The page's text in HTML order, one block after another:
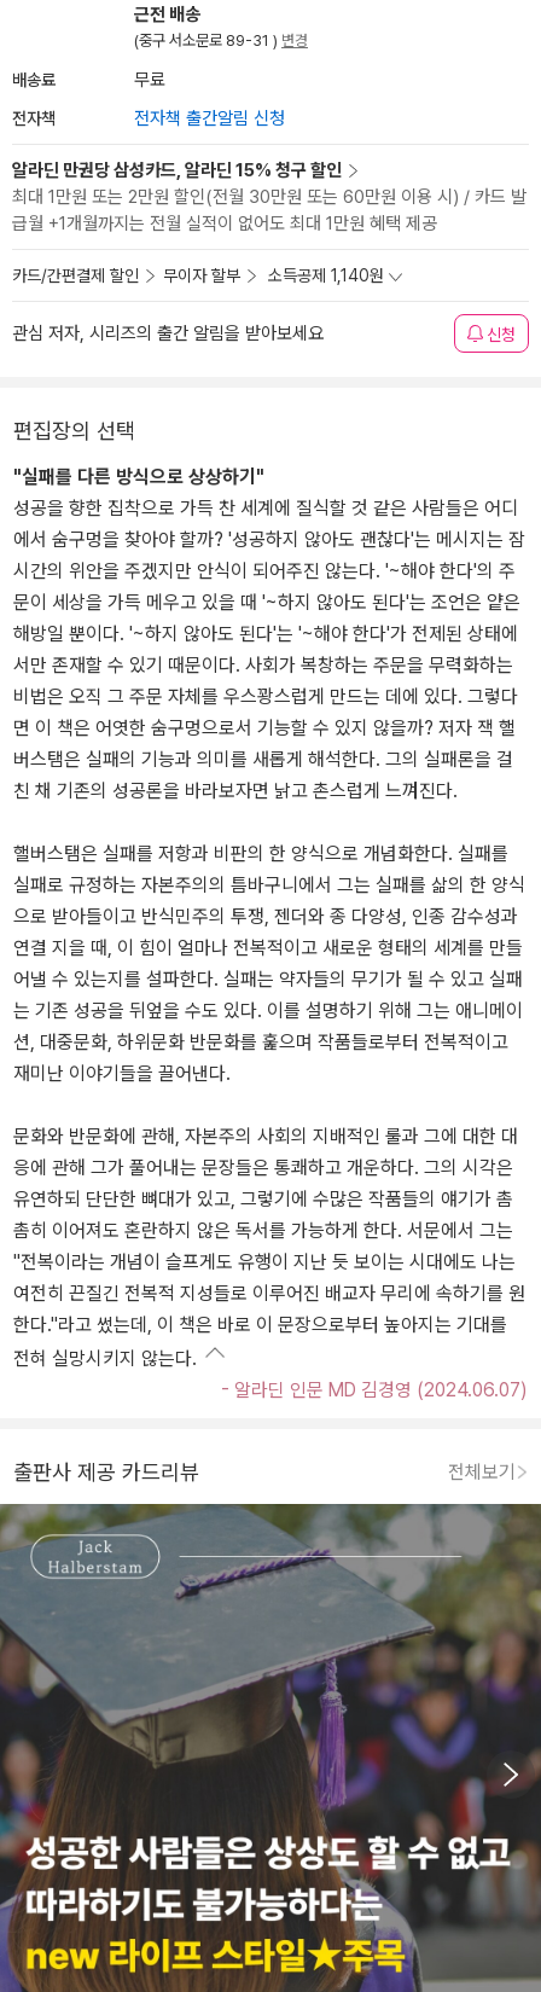
근전 배송
(중구 서소문로 89-31 ) 변경
배송료 무료
전자책 전자책 출간알림 신청
알라딘 만권당 삼성카드, 알라딘 15% 청구 할인
최대 1만원 또는 2만원 할인(전월 30만원 또는 60만원 이용 시) / 카드 발
급월 +1개월까지는 전월 실적이 없어도 최대 1만원 혜택 제공
카드/간편결제 할인 무이자 할부 소득공제 1,140원
관심 저자, 시리즈의 출간 알림을 받아보세요 신청
편집장의 선택
"실패를 다른 방식으로 상상하기"
성공을 향한 집착으로 가득 찬 세계에 질식할 것 같은 사람들은 어디
에서 숨구멍을 찾아야 할까? '성공하지 않아도 괜찮다'는 메시지는 잠
시간의 위안을 주겠지만 안식이 되어주진 않는다. '~해야 한다'의 주
문이 세상을 가득 메우고 있을 때 '~하지 않아도 된다'는 조언은 얕은
해방일 뿐이다. '~하지 않아도 된다'는 '~해야 한다'가 전제된 상태에
서만 존재할 수 있기 때문이다. 사회가 복창하는 주문을 무력화하는
비법은 오직 그 주문 자체를 우스꽝스럽게 만드는 데에 있다. 그렇다
면 이 책은 어엿한 숨구멍으로서 기능할 수 있지 않을까? 저자 잭 핼
버스탬은 실패의 기능과 의미를 새롭게 해석한다. 그의 실패론을 걸
친 채 기존의 성공론을 바라보자면 낡고 촌스럽게 느껴진다.
핼버스탬은 실패를 저항과 비판의 한 양식으로 개념화한다. 실패를
실패로 규정하는 자본주의의 틈바구니에서 그는 실패를 삶의 한 양식
으로 받아들이고 반식민주의 투쟁, 젠더와 종 다양성, 인종 감수성과
연결 지을 때, 이 힘이 얼마나 전복적이고 새로운 형태의 세계를 만들
어낼 수 있는지를 설파한다. 실패는 약자들의 무기가 될 수 있고 실패
는 기존 성공을 뒤엎을 수도 있다. 이를 설명하기 위해 그는 애니메이
션, 대중문화, 하위문화 반문화를 훑으며 작품들로부터 전복적이고
재미난 이야기들을 끌어낸다.
문화와 반문화에 관해, 자본주의 사회의 지배적인 룰과 그에 대한 대
응에 관해 그가 풀어내는 문장들은 통쾌하고 개운하다. 그의 시각은
유연하되 단단한 뼈대가 있고, 그렇기에 수많은 작품들의 얘기가 촘
촘히 이어져도 혼란하지 않은 독서를 가능하게 한다. 서문에서 그는
"전복이라는 개념이 슬프게도 유행이 지난 듯 보이는 시대에도 나는
여전히 끈질긴 전복적 지성들로 이루어진 배교자 무리에 속하기를 원
한다."라고 썼는데, 이 책은 바로 이 문장으로부터 높아지는 기대를
전혀 실망시키지 않는다.
- 알라딘 인문 MD 김경영 (2024.06.07)
출판사 제공 카드리뷰 전체보기